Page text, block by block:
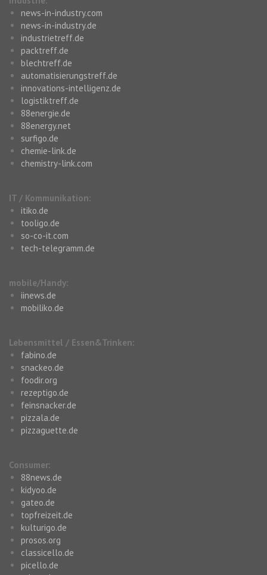
news-in-industry.com
news-in-industry.de
industrietreff.de
packtreff.de
blechtreff.de
automatisierungstreff.de
innovations-intelligenz.de
logistiktreff.de
88energie.de
88energy.net
surfigo.de
chemie-link.de
chemistry-link.com
IT / Kommunikation:
itiko.de
tooligo.de
so-co-it.com
tech-telegramm.de
mobile/Handy:
iinews.de
mobiliko.de
Lebensmittel / Essen&Trinken:
fabino.de
snackeo.de
foodir.org
rezeptigo.de
feinsnacker.de
pizzala.de
pizzaguette.de
Consumer:
88news.de
kidyoo.de
gateo.de
topfreizeit.de
kulturigo.de
prosos.org
classicello.de
picello.de